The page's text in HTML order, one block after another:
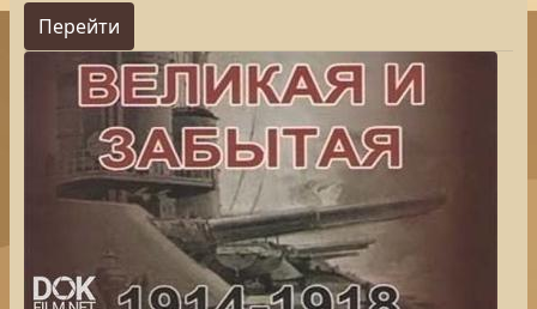
Перейти